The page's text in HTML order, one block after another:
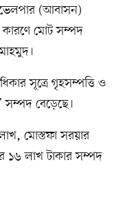
(আবাসন)
কারণে মোট সম্পদ
সূত্রে গৃহসম্পত্তি ও
সম্পদ বেড়েছে।
মোস্তফা সরয়ার
১৬ লাখ টাকার সম্পদ